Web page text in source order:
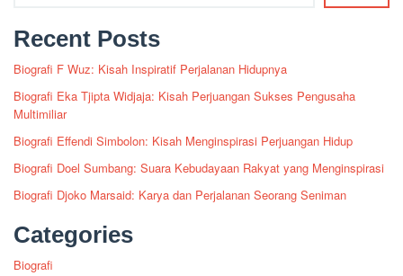
Recent Posts
Biografi F Wuz: Kisah Inspiratif Perjalanan Hidupnya
Biografi Eka Tjipta Widjaja: Kisah Perjuangan Sukses Pengusaha
Multimiliar
Biografi Effendi Simbolon: Kisah Menginspirasi Perjuangan Hidup
Biografi Doel Sumbang: Suara Kebudayaan Rakyat yang Menginspirasi
Biografi Djoko Marsaid: Karya dan Perjalanan Seorang Seniman
Categories
Biografi